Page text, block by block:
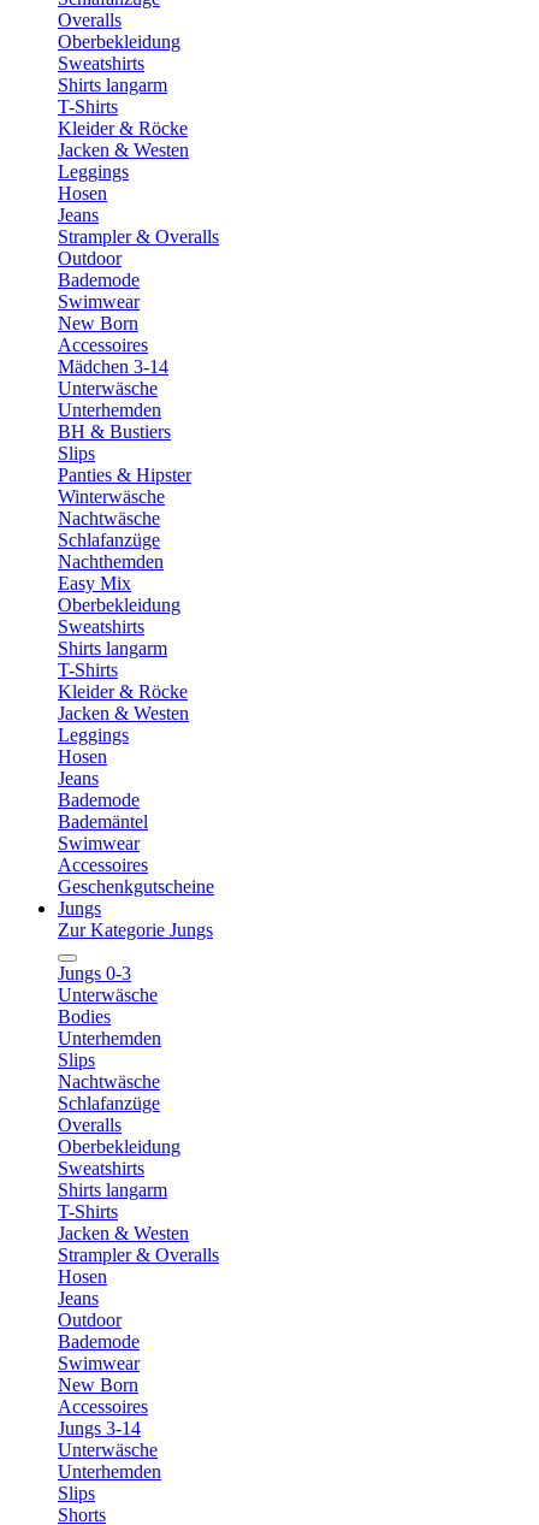
Overalls
Oberbekleidung
Sweatshirts
Shirts langarm
T-Shirts
Kleider & Röcke
Jacken & Westen
Leggings
Hosen
Jeans
Strampler & Overalls
Outdoor
Bademode
Swimwear
New Born
Accessoires
Mädchen 3-14
Unterwäsche
Unterhemden
BH & Bustiers
Slips
Panties & Hipster
Winterwäsche
Nachtwäsche
Schlafanzüge
Nachthemden
Easy Mix
Oberbekleidung
Sweatshirts
Shirts langarm
T-Shirts
Kleider & Röcke
Jacken & Westen
Leggings
Hosen
Jeans
Bademode
Bademäntel
Swimwear
Accessoires
Geschenkgutscheine
Jungs
Zur Kategorie Jungs
Jungs 0-3
Unterwäsche
Bodies
Unterhemden
Slips
Nachtwäsche
Schlafanzüge
Overalls
Oberbekleidung
Sweatshirts
Shirts langarm
T-Shirts
Jacken & Westen
Strampler & Overalls
Hosen
Jeans
Outdoor
Bademode
Swimwear
New Born
Accessoires
Jungs 3-14
Unterwäsche
Unterhemden
Slips
Shorts